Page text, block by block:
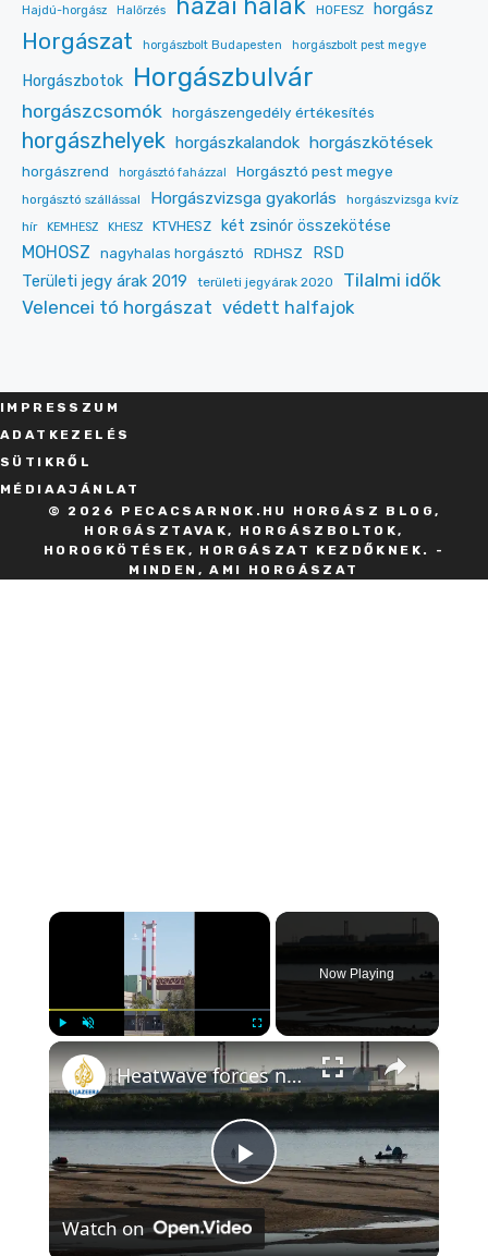
Hajdú-horgász Halőrzés hazai halak HOFESZ horgász
Horgászat horgászbolt Budapesten horgászbolt pest megye
Horgászbotok Horgászbulvár
horgászcsomók horgászengedély értékesítés
horgászhelyek horgászkalandok horgászkötések
horgászrend horgásztó faházzal Horgásztó pest megye
horgásztó szállással Horgászvizsga gyakorlás
horgászvizsga kvíz
hír
KEMHESZ KHESZ KTVHESZ két zsinór összekötése
MOHOSZ nagyhalas horgásztó RDHSZ RSD
Területi jegy árak 2019 területi jegyárak 2020
Tilalmi idők
Velencei tó horgászat védett halfajok
IMPRESSZU M
ADATKEZELÉS
SÜT IKRŐL
MÉDIAAJÁNLAT
© 2026 PECACSARNOK.HU HORGÁSZ BLOG,
HORGÁSZTAVAK, HORGÁSZBOLTOK,
HOROGKÖTÉSEK, HORGÁSZAT KEZDŐKNEK. -
MINDEN, AMI HORGÁSZAT
×
Now Playing
×
Play
Heatwave forces nuclear shutdown in Hungary
Watch on